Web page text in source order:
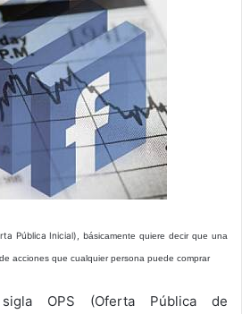
Pública Inicial), básicamente quiere decir que una
acciones que cualquier persona puede comprar
OPS (Oferta Pública de